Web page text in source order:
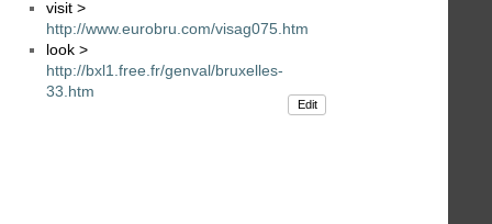
visit >
http://www.eurobru.com/visag075.htm
look >
http://bxl1.free.fr/genval/bruxelles-
33.htm
Edit